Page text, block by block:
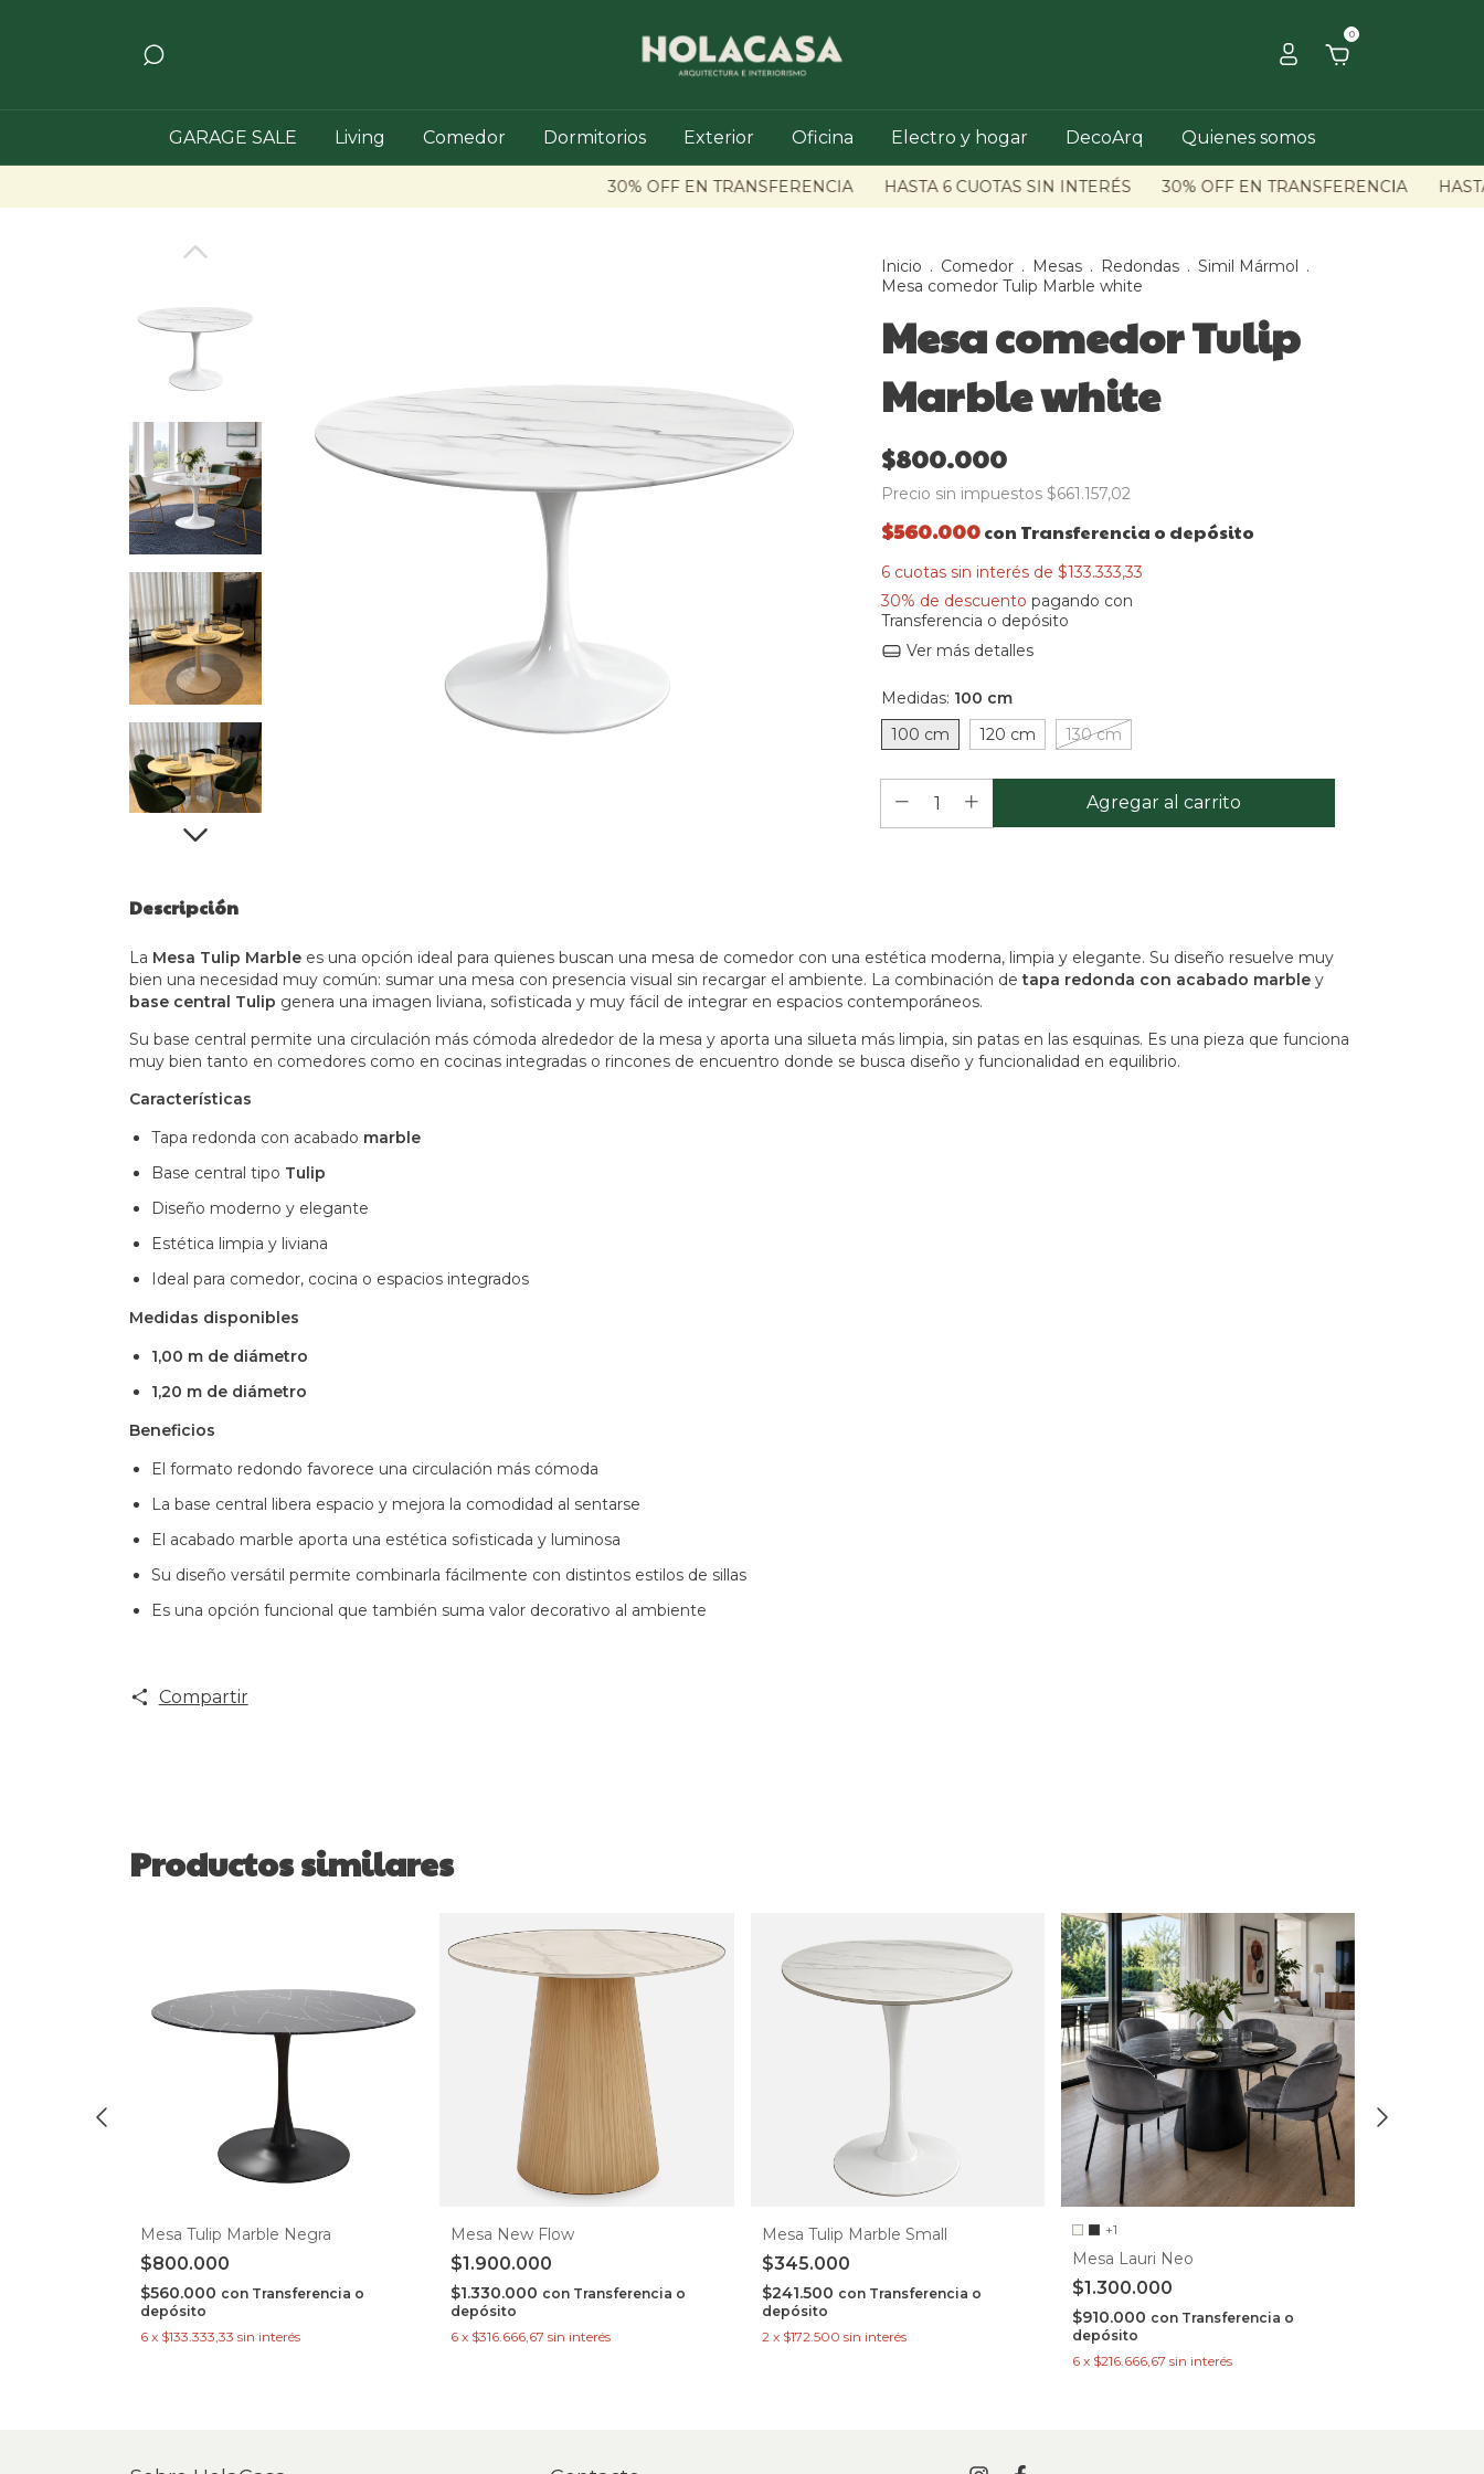
0
GARAGE SALE Living Comedor Dormitorios Exterior Oficina Electro y hogar DecoArq Quienes somos
30% OFF EN TRANSFERENCIA HASTA 6 CUOTAS SIN INTERÉS 30% OFF EN TRANSFERENCIA HASTA 6
Inicio . Comedor . Mesas . Redondas . Simil Mármol
.
Mesa comedor Tulip Marble white
Mesa comedor Tulip
Marble white
$800.000
Precio sin impuestos $661.157,02
$560.000con Transferencia o depósito
6 cuotas sin interés de $133.333,33
30% de descuento pagando con
Transferencia o depósito
Ver más detalles
Medidas: 100 cm
100 cm
120 cm 130 cm
Descripción
La Mesa Tulip Marble es una opción ideal para quienes buscan una mesa de comedor con una estética moderna, limpia y elegante. Su diseño resuelve muy
bien una necesidad muy común: sumar una mesa con presencia visual sin recargar el ambiente. La combinación detapa redonda con acabado marble y
base central Tulip genera una imagen liviana, sofisticada y muy fácil de integrar en espacios contemporáneos.
Su base central permite una circulación más cómoda alrededor de la mesa y aporta una silueta más limpia, sin patas en las esquinas. Es una pieza que funciona
muy bien tanto en comedores como en cocinas integradas o rincones de encuentro donde se busca diseño y funcionalidad en equilibrio.
Características
Tapa redonda con acabado marble
Base central tipo Tulip
Diseño moderno y elegante
Estética limpia y liviana
Ideal para comedor, cocina o espacios integrados
Medidas disponibles
1,00 m de diámetro
1,20 m de diámetro
Beneficios
El formato redondo favorece una circulación más cómoda
La base central libera espacio y mejora la comodidad al sentarse
El acabado marble aporta una estética sofisticada y luminosa
Su diseño versátil permite combinarla fácilmente con distintos estilos de sillas
Es una opción funcional que también suma valor decorativo al ambiente
Compartir
Productos similares
Mesa Tulip Marble Negra
$800.000
$560.000 con Transferencia o
depósito
6 x $133.333,33 sin interés
Mesa New Flow
$1.900.000
$1.330.000 con Transferencia o
depósito
6 x $316.666,67 sin interés
Mesa Tulip Marble Small
$345.000
$241.500 con Transferencia o
depósito
2 x $172.500 sin interés
+1
Mesa Lauri Neo
$1.300.000
$910.000 con Transferencia o
depósito
6 x $216.666,67 sin interés